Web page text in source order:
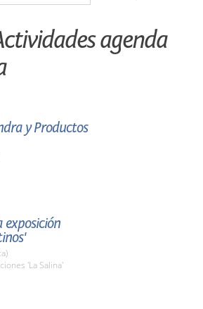
agenda
y Productos
exposición
'La Salina'